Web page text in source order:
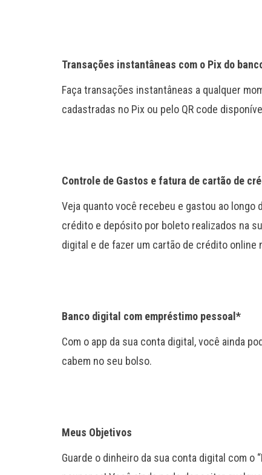
Transações instantâneas com o Pix do
Faça transações instantâneas a qualquer
cadastradas no Pix ou pelo QR code
Controle de Gastos e fatura de cartão de
Veja quanto você recebeu e gastou ao longo
crédito e depósito por boleto realizados na
digital e de fazer um cartão de crédito online
Banco digital com empréstimo pessoal*
Com o app da sua conta digital, você ainda
cabem no seu bolso.
Meus Objetivos
Guarde o dinheiro da sua conta digital com o